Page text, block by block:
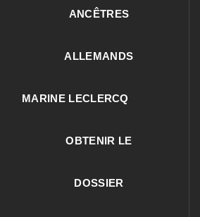
ANCÊTRES
ALLEMANDS
MARINE LECLERCQ
OBTENIR LE
DOSSIER